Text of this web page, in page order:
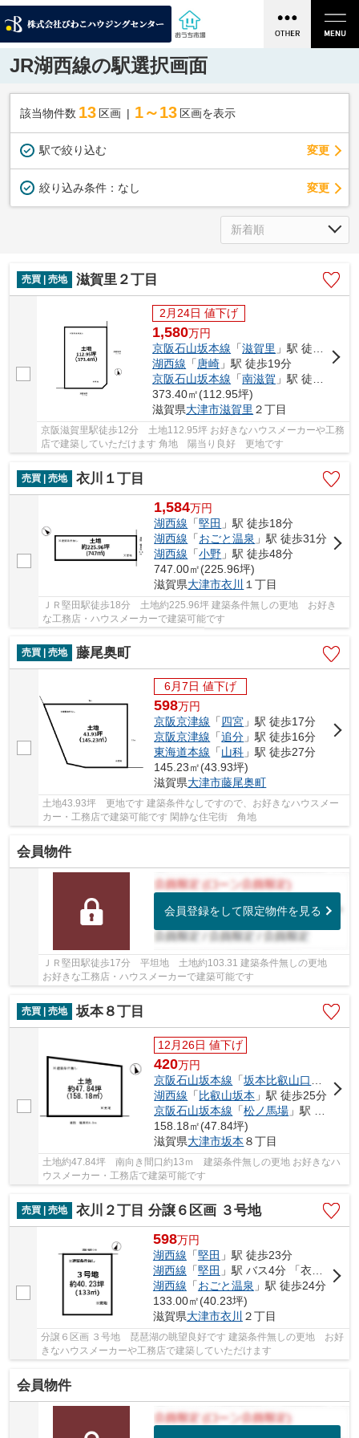
JR湖西線の駅選択画面
該当物件数 13 区画 1～13 区画を表示
駅で絞り込む 変更
絞り込み条件： なし 変更
売買 | 売地 滋賀里２丁目
2月24日 値下げ
1,580万円
京阪石山坂本線 「滋賀里 」駅 徒歩12分
湖西線 「 唐崎 」駅 徒歩19分
京阪石山坂本線 「南滋賀 」駅 徒歩21分
373.40㎡(112.95坪)
滋賀県大津市滋賀里 ２丁目
京阪滋賀里駅徒歩12分 土地112.95坪 お好きなハウスメーカーや工務
店で建築していただけます 角地 陽当り良好 更地です
売買 | 売地 衣川１丁目
1,584万円
湖西線 「堅田 」駅 徒歩18分
湖西線 「おごと温泉 」駅 徒歩31分
湖西線 「小野 」駅 徒歩48分
747.00㎡(225.96坪)
滋賀県大津市衣川 １丁目
ＪＲ堅田駅徒歩18分 土地約225.96坪 建築条件無しの更地 お好き
な工務店・ハウスメーカーで建築可能です
売買 | 売地 藤尾奥町
6月7日 値下げ
598万円
京阪京津線 「四宮 」駅 徒歩17分
京阪京津線 「追分 」駅 徒歩16分
東海道本線 「山科 」駅 徒歩27分
145.23㎡(43.93坪)
滋賀県大津市藤尾奥町
土地43.93坪 更地です 建築条件なしですので、お好きなハウスメー
カー・工務店で建築可能です 閑静な住宅街 角地
会員物件
会員登録をして限定物件を見る
ＪＲ堅田駅徒歩17分 平坦地 土地約103.31 建築条件無しの更地
お好きな工務店・ハウスメーカーで建築可能です
売買 | 売地 坂本８丁目
12月26日 値下げ
420万円
京阪石山坂本線 「坂本比叡山口
」駅 徒
湖西線 「 比叡山坂本 」駅 徒歩25分
京阪石山坂本線 「松ノ馬場 」駅 徒歩28分
158.18㎡(47.84坪)
滋賀県大津市坂本 ８丁目
土地約47.84坪 南向き間口約13ｍ 建築条件無しの更地 お好きなハ
ウスメーカー・工務店で建築可能です
売買 | 売地 衣川２丁目 分譲６区画 ３号地
598万円
湖西線 「堅田 」駅 徒歩23分
湖西線 「堅田 」駅 バス4分 「衣川」 停歩9分
湖西線 「おごと温泉 」駅 徒歩24分
133.00㎡(40.23坪)
滋賀県大津市衣川 ２丁目
分譲６区画 ３号地 琵琶湖の眺望良好です 建築条件無しの更地 お好
きなハウスメーカーや工務店で建築していただけます
会員物件